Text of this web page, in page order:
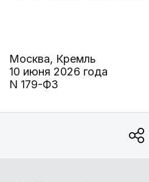
Москва, Кремль
10 июня 2026 года
N 179-ФЗ